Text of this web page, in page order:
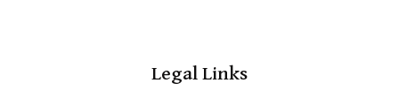
Legal Links